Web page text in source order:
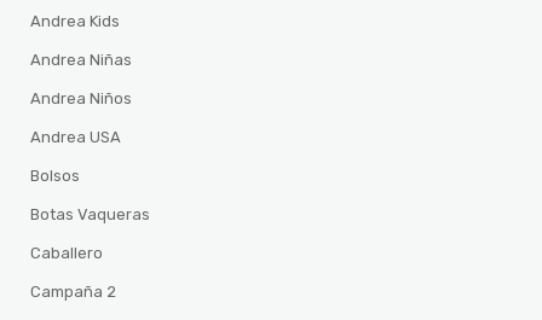
Andrea Kids
Andrea Niñas
Andrea Niños
Andrea USA
Bolsos
Botas Vaqueras
Caballero
Campaña 2